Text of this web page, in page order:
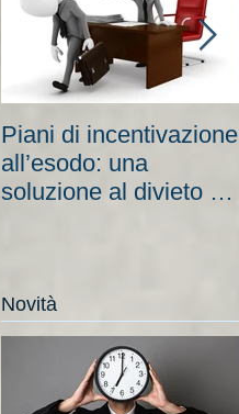
Piani di incentivazione
all’esodo: una
soluzione al divieto di
Novità